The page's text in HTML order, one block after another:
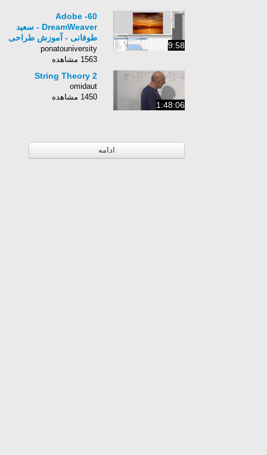
9:58
60- Adobe
DreamWeaver - سعید
طوفانی - آموزش طراحی
وب - کارهای پیچیده با لایه
ها در فلش
ponatouniversity
1563 مشاهده
1:48:06
String Theory 2
omidaut
1450 مشاهده
ادامه